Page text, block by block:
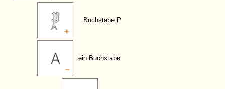
Buchstabe P
ein Buchstabe